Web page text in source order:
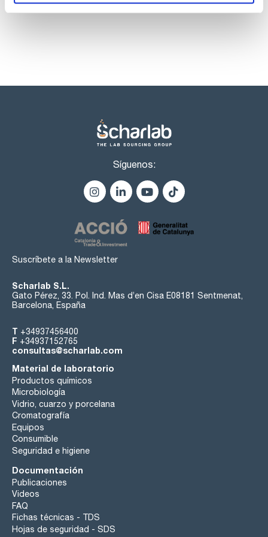
Síguenos:
Suscríbete a la Newsletter
Scharlab S.L.
Gato Pérez, 33. Pol. Ind. Mas d’en Cisa E08181 Sentmenat,
Barcelona, España
T +34937456400
F +34937152765
consultas@scharlab.com
Material de laboratorio
Productos químicos
Microbiología
Vidrio, cuarzo y porcelana
Cromatografía
Equipos
Consumible
Seguridad e higiene
Documentación
Publicaciones
Videos
FAQ
Fichas técnicas - TDS
Hojas de seguridad - SDS